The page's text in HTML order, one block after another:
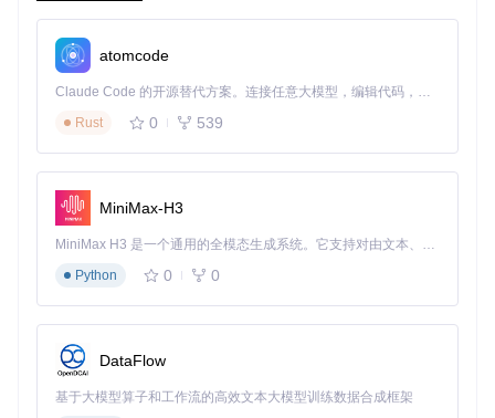
3.3 高级配置策略
01_<核心功能>.pak   # 战斗/生存类模块
02_<辅助功能>.pak   # 拾取/探索类模块
冲突解决方案
块不共存）
优先级调整：重命名文件前缀改变加载顺序
组合禁用：创建"disable_"前缀临时禁用模块
四、实战验证：三类应用场景测试
atomcode
Claude Code 的开源替代方案。连接任意大模型，编辑代码，运行命令，自动验证 — 全自动执行。用 Rust 构建，极致性能。 ｜ An open-source alternative to Claude Code. Connect any LLM, edit code, run commands, and verify changes — autonomously. Built in Rust for speed. Get Started
Rust
0 539
MiniMax-H3
MiniMax H3 是一个通用的全模态生成系统。它支持对由文本、图像、视频和音频组成的多模态上下文进行统一理解，并能生成分辨率高达 2K、时长可达 15 秒的带原生立体声音频的视频。得益于面向任务泛化的系统设计，H3 在预训练阶段就已具备广泛的多模态上下文理解与生成能力，能够出色地执行复杂的多模态指令。
Python
0 0
DataFlow
基于大模型算子和工作流的高效文本大模型训练数据合成框架